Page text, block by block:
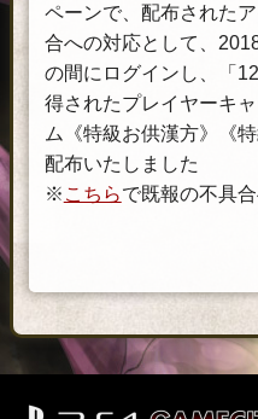
ペーンで、配布された
合への対応として、
の間にログインし、「
得されたプレイヤーキ
ム《特級お供漢方》《
配布いたしました
※ こちらで既報の不具